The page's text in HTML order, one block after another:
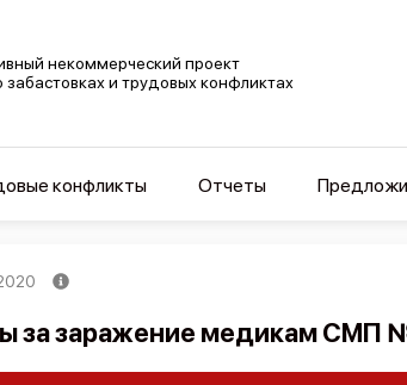
некоммерческий проект
забастовках и трудовых конфликтах
конфликты Отчеты
за заражение медикам СМП